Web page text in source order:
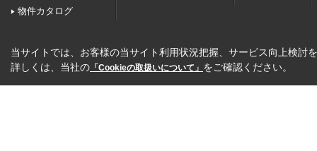
物件カタログ
当サイトでは、お客様の当サイト利用状況把握、サービス向上検討
詳しくは、当社の 「Cookieの取扱いについて」 をご確認ください。